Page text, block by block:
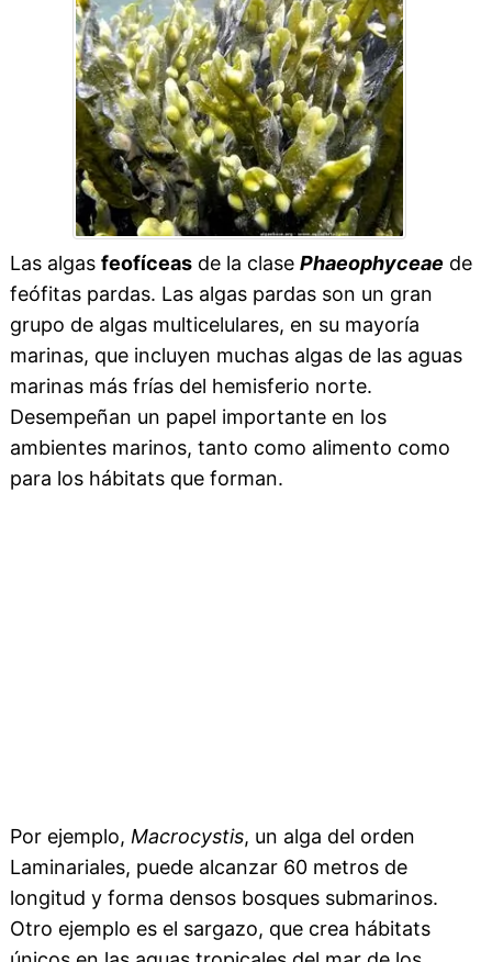
Las algas feofíceasde la clase Phaeophyceae de
feófitas pardas. Las algas pardas son un gran
grupo de algas multicelulares, en su mayoría
marinas, que incluyen muchas algas de las aguas
marinas más frías del hemisferio norte.
Desempeñan un papel importante en los
ambientes marinos, tanto como alimento como
para los hábitats que forman.
Por ejemplo, Macrocystis, un alga del orden
Laminariales, puede alcanzar 60 metros de
longitud y forma densos bosques submarinos.
Otro ejemplo es el sargazo, que crea hábitats